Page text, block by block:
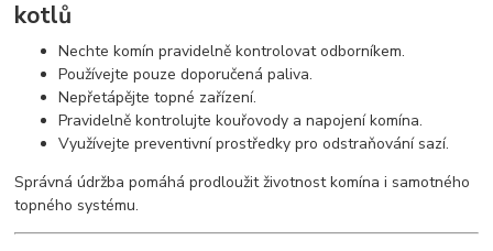
kotlů
Nechte komín pravidelně kontrolovat odborníkem.
Používejte pouze doporučená paliva.
Nepřetápějte topné zařízení.
Pravidelně kontrolujte kouřovody a napojení komína.
Využívejte preventivní prostředky pro odstraňování sazí.
Správná údržba pomáhá prodloužit životnost komína i samotného
topného systému.